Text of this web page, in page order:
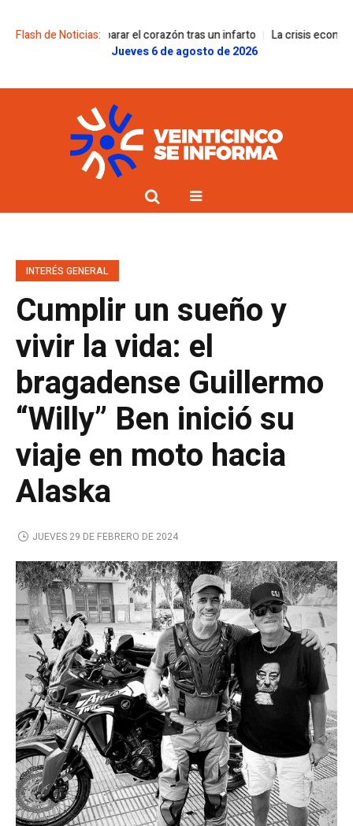
Flash de Noticias:
para reparar el corazón tras un infarto
La crisis económica
Jueves 6 de agosto de 2026
INTERÉS GENERAL
Cumplir un sueño y
vivir la vida: el
bragadense Guillermo
“Willy” Ben inició su
viaje en moto hacia
Alaska
JUEVES 29 DE FEBRERO DE 2024